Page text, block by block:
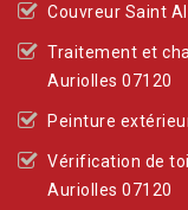
Couvreur Saint
Traitement et
Auriolles 07120
Peinture
Vérification de
Auriolles 07120